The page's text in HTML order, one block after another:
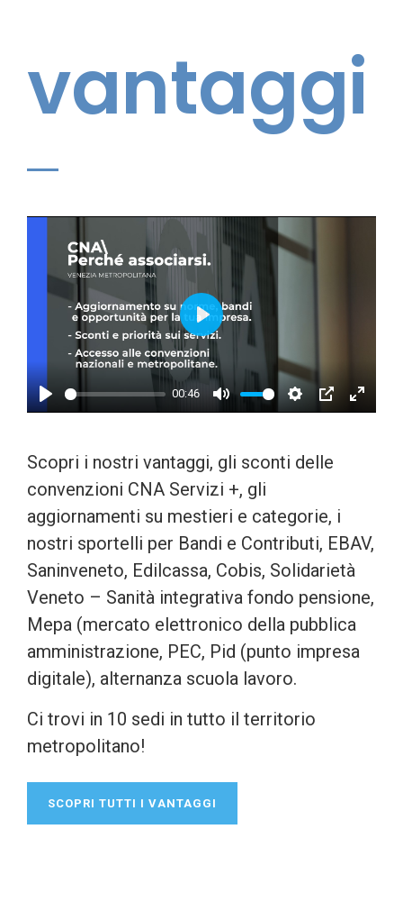
vantaggi
Play
00:46
Mute Settings
PIPEnter
Play
Scopri i nostri vantaggi, gli sconti delle
convenzioni CNA Servizi +, gli
aggiornamenti su mestieri e categorie, i
nostri sportelli per Bandi e Contributi, EBAV,
Saninveneto, Edilcassa, Cobis, Solidarietà
Veneto – Sanità integrativa fondo pensione,
Mepa (mercato elettronico della pubblica
amministrazione, PEC, Pid (punto impresa
digitale), alternanza scuola lavoro.
Ci trovi in 10 sedi in tutto il territorio
metropolitano!
SCOPRI TUTTI I VANTAGGI